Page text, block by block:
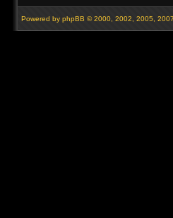
Powered by phpBB © 2000, 2002, 2005,